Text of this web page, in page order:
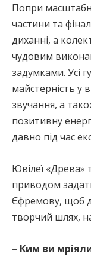
Попри
частини та
диханні, а
чудовим
задумками. Усі
майстерність у
звучання, а
позитивну
давно під час
Ювілеї «Древа»
приводом
Єфремову, щоб
творчий шлях,
– Ким ви